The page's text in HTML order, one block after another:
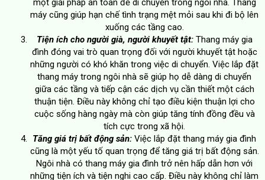
một giải pháp an toàn để di chuyển trong ngôi nhà. Thang
máy cũng giúp hạn chế tình trạng mệt mỏi sau khi đi bộ lên
xuống các tầng cao.
Tiện ích cho người già, người khuyết tật:Thang máy gia
đình đóng vai trò quan trọng đối với người khuyết tật hoặc
những người có khó khăn trong việc di chuyển. Việc lắp đặt
thang máy trong ngôi nhà sẽ giúp họ dễ dàng di chuyển
giữa các tầng và tiếp cận các dịch vụ cần thiết một cách
thuận tiện. Điều này không chỉ tạo điều kiện thuận lợi cho
cuộc sống hàng ngày mà còn giúp tăng tính đồng đều và
tích cực trong xã hội.
Tăng giá trị bất động sản: Việc lắp đặt thang máy gia đình
cũng là một yếu tố quan trọng để tăng giá trị bất động sản.
Ngôi nhà có thang máy gia đình trở nên hấp dẫn hơn với
những tiện ích và tiện nghi cao cấp. Điều này không chỉ làm